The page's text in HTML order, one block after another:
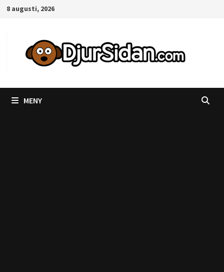
Hoppa
innehåll
8 augusti, 2026
MENY